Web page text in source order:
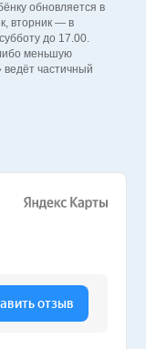
обновляется в
вторник — в
до 17.00.
меньшую
частичный